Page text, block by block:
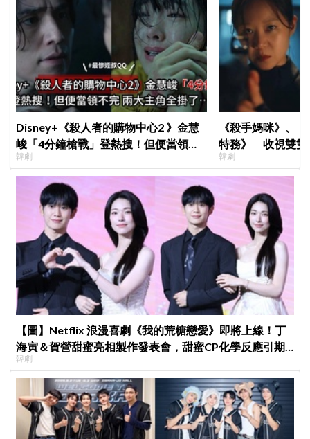
Disney+《殺人者的購物中心2 》金慧
峻「4分鐘槍戰」登熱搜！但便當領不
完兩大主角全掛了⋯
韓劇
《殺手媽咪》、
特務》 收視雙雙
高！
韓劇
【圖】Netflix 浪漫喜劇《我的荒糖戀愛》即將上線！丁
海寅＆賀營甜蜜亮相製作發表會，甜蜜CP化學反應引期
待
韓劇